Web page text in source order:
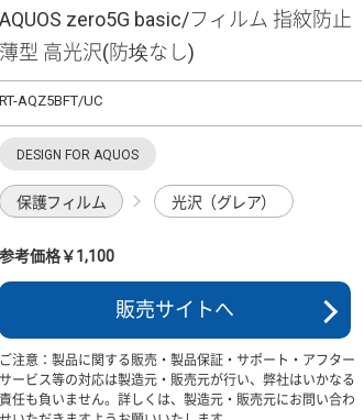
AQUOS zero5G basic/フィルム 指紋防止
薄型 高光沢(防埃なし)
RT-AQZ5BFT/UC
DESIGN FOR AQUOS
保護フィルム 光沢（グレア）
参考価格￥1,100
販売サイトへ
ご注意：製品に関する販売・製品保証・サポート・アフター
サービス等の対応は製造元・販売元が行い、弊社はいかなる
責任も負いません。詳しくは、製造元・販売元にお問い合わ